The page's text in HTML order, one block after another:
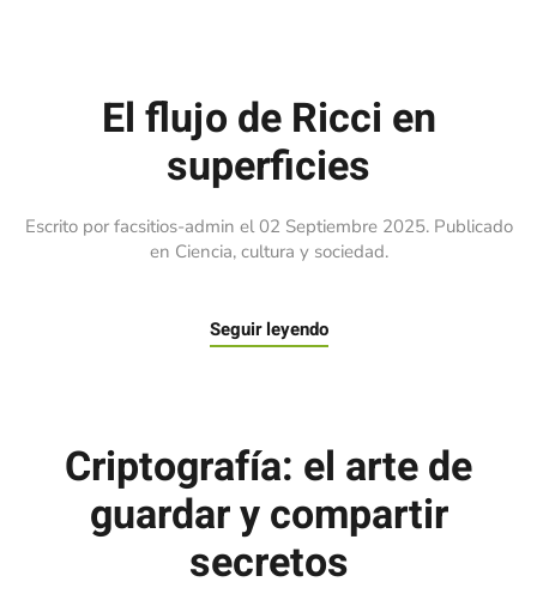
El flujo de Ricci en
superficies
Escrito por facsitios-admin el 02 Septiembre 2025. Publicado
en Ciencia, cultura y sociedad.
Seguir leyendo
Criptografía: el arte de
guardar y compartir
secretos